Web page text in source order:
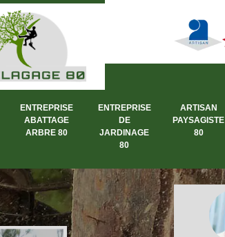
ENTREPRISE
ABATTAGE
ARBRE 80
ENTREPRISE
DE
JARDINAGE
80
ARTISAN
PAYSAGISTE
80